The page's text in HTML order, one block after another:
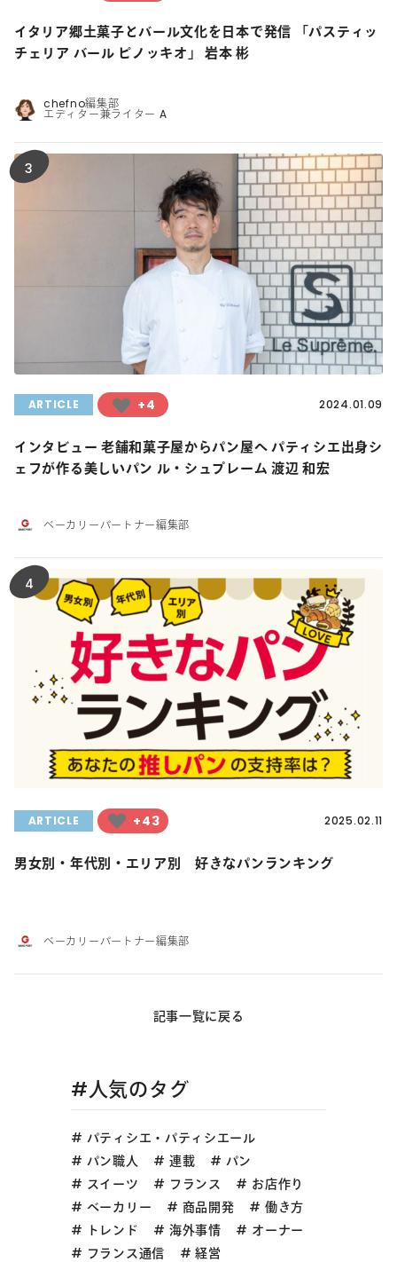
イタリア郷土菓子とバール文化を日本で発信 「パスティッ
チェリア バール ピノッキオ」 岩本 彬
chefno編集部
エディター兼ライター A
3
ARTICLE +4 2024.01.09
インタビュー 老舗和菓子屋からパン屋へ パティシエ出身シ
ェフが作る美しいパン ル・シュプレーム 渡辺 和宏
ベーカリーパートナー編集部
4
ARTICLE +43 2025.02.11
男女別・年代別・エリア別 好きなパンランキング
ベーカリーパートナー編集部
記事一覧に戻る
#人気のタグ
パティシエ・パティシエール
パン職人
連載
パン
スイーツ
フランス
お店作り
ベーカリー
商品開発
働き方
トレンド
海外事情
オーナー
フランス通信
経営